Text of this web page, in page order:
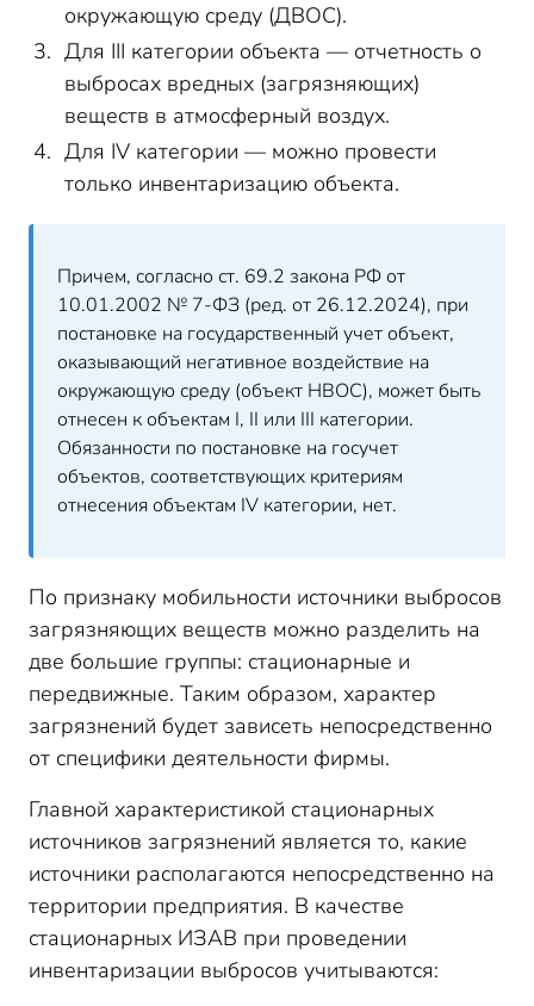
окружающую среду (ДВОС).
Для III категории объекта — отчетность о
выбросах вредных (загрязняющих)
веществ в атмосферный воздух.
Для IV категории — можно провести
только инвентаризацию объекта.
Причем, согласно ст. 69.2 закона РФ от
10.01.2002 № 7-ФЗ (ред. от 26.12.2024), при
постановке на государственный учет объект,
оказывающий негативное воздействие на
окружающую среду (объект НВОС), может быть
отнесен к объектам I, II или III категории.
Обязанности по постановке на госучет
объектов, соответствующих критериям
отнесения объектам IV категории, нет.
По признаку мобильности источники выбросов
загрязняющих веществ можно разделить на
две большие группы: стационарные и
передвижные. Таким образом, характер
загрязнений будет зависеть непосредственно
от специфики деятельности фирмы.
Главной характеристикой стационарных
источников загрязнений является то, какие
источники располагаются непосредственно на
территории предприятия. В качестве
стационарных ИЗАВ при проведении
инвентаризации выбросов учитываются: